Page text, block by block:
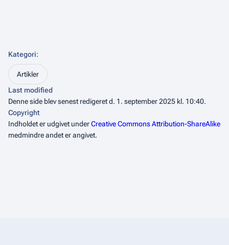
Kategori:
Artikler
Last modified
Denne side blev senest redigeret d. 1. september 2025 kl. 10:40.
Copyright
Indholdet er udgivet underCreative Commons Attribution-ShareAlike
medmindre andet er angivet.